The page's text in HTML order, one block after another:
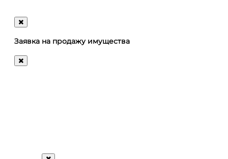
+7 (495) 488-72-72
Ответим
Заявка на продажу имущества